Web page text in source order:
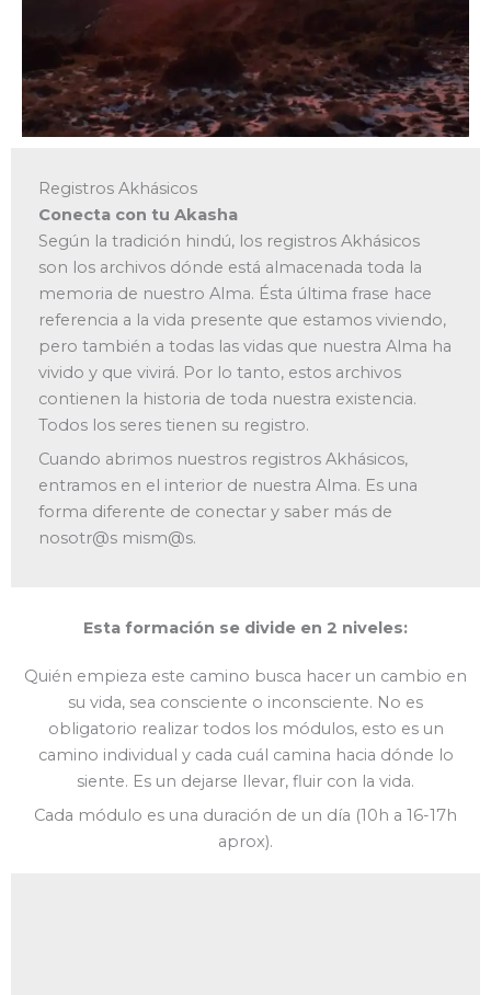
Registros Akhásicos
Conecta con tu Akasha
Según la tradición hindú, los registros Akhásicos
son los archivos dónde está almacenada toda la
memoria de nuestro Alma. Ésta última frase hace
referencia a la vida presente que estamos viviendo,
pero también a todas las vidas que nuestra Alma ha
vivido y que vivirá. Por lo tanto, estos archivos
contienen la historia de toda nuestra existencia.
Todos los seres tienen su registro.
Cuando abrimos nuestros registros Akhásicos,
entramos en el interior de nuestra Alma. Es una
forma diferente de conectar y saber más de
nosotr@s mism@s.
Esta formación se divide en 2 niveles:
Quién empieza este camino busca hacer un cambio en
su vida, sea consciente o inconsciente. No es
obligatorio realizar todos los módulos, esto es un
camino individual y cada cuál camina hacia dónde lo
siente. Es un dejarse llevar, fluir con la vida.
Cada módulo es una duración de un día (10h a 16-17h
aprox).